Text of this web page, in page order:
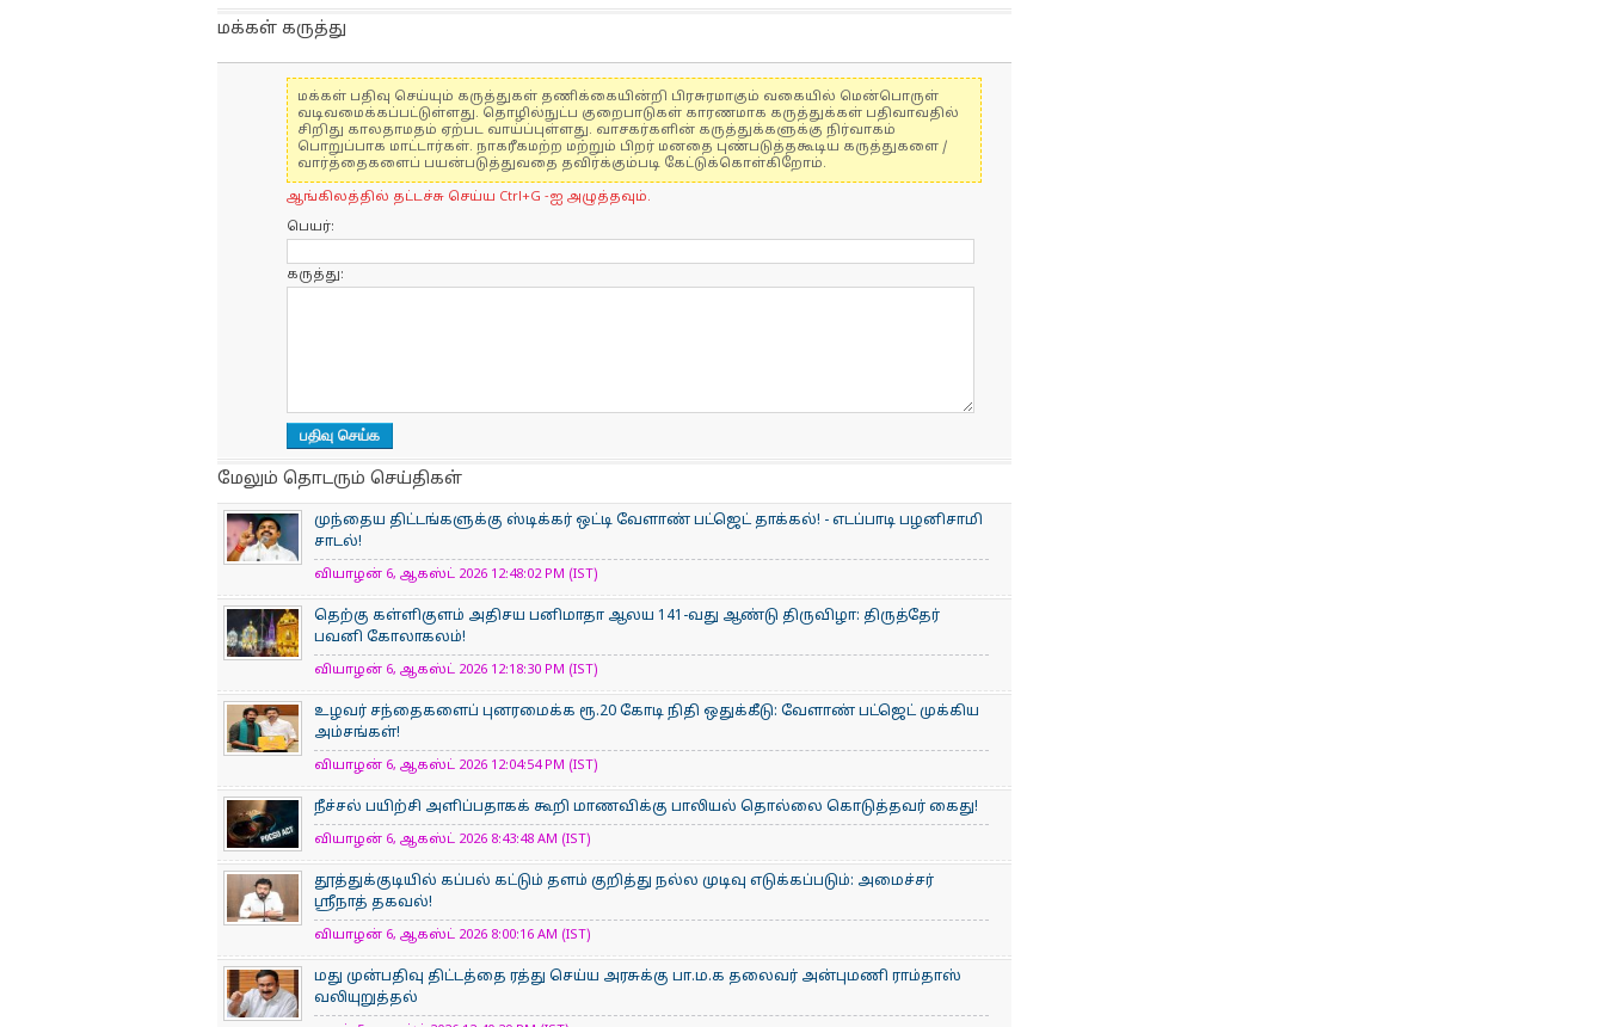
மக்கள் கருத்து
மக்கள் பதிவு செய்யும் கருத்துகள் தணிக்கையின்றி பிரசுரமாகும் வகையில் மென்பொருள்
வடிவமைக்கப்பட்டுள்ளது. தொழில்நுட்ப குறைபாடுகள் காரணமாக கருத்துக்கள் பதிவாவதில்
சிறிது காலதாமதம் ஏற்பட வாய்ப்புள்ளது. வாசகர்களின் கருத்துக்களுக்கு நிர்வாகம்
பொறுப்பாக மாட்டார்கள். நாகரீகமற்ற மற்றும் பிறர் மனதை புண்படுத்தகூடிய கருத்துகளை /
வார்த்தைகளைப் பயன்படுத்துவதை தவிர்க்கும்படி கேட்டுக்கொள்கிறோம்.
ஆங்கிலத்தில் தட்டச்சு செய்ய Ctrl+G -ஐ அழுத்தவும்.
பெயர்:
கருத்து:
மேலும் தொடரும் செய்திகள்
முந்தைய திட்டங்களுக்கு ஸ்டிக்கர் ஒட்டி வேளாண் பட்ஜெட் தாக்கல்! - எடப்பாடி பழனிசாமி
சாடல்!
வியாழன் 6, ஆகஸ்ட் 2026 12:48:02 PM (IST)
தெற்கு கள்ளிகுளம் அதிசய பனிமாதா ஆலய 141-வது ஆண்டு திருவிழா: திருத்தேர்
பவனி கோலாகலம்!
வியாழன் 6, ஆகஸ்ட் 2026 12:18:30 PM (IST)
உழவர் சந்தைகளைப் புனரமைக்க ரூ.20 கோடி நிதி ஒதுக்கீடு: வேளாண் பட்ஜெட் முக்கிய
அம்சங்கள்!
வியாழன் 6, ஆகஸ்ட் 2026 12:04:54 PM (IST)
நீச்சல் பயிற்சி அளிப்பதாகக் கூறி மாணவிக்கு பாலியல் தொல்லை கொடுத்தவர் கைது!
வியாழன் 6, ஆகஸ்ட் 2026 8:43:48 AM (IST)
தூத்துக்குடியில் கப்பல் கட்டும் தளம் குறித்து நல்ல முடிவு எடுக்கப்படும்: அமைச்சர்
ஸ்ரீநாத் தகவல்!
வியாழன் 6, ஆகஸ்ட் 2026 8:00:16 AM (IST)
மது முன்பதிவு திட்டத்தை ரத்து செய்ய‌ அரசுக்கு பா.ம.க தலைவர் அன்புமணி ராம்தாஸ்
வலியுறுத்தல்